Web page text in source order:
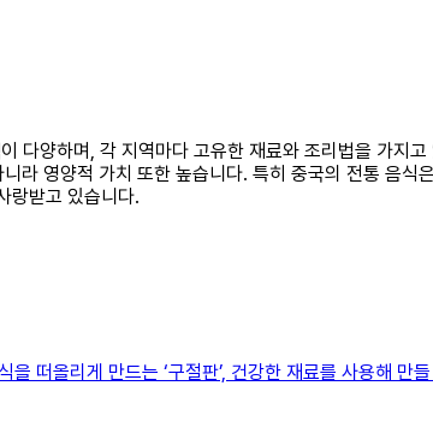
다양하며, 각 지역마다 고유한 재료와 조리법을 가지
라 영양적 가치 또한 높습니다. 특히 중국의 전통 음식
랑받고 있습니다.
떠올리게 만드는 ‘구절판’, 건강한 재료를 사용해 만들